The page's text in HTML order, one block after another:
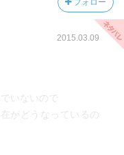
フォロー
2015.03.09
いないので
がどうなっているの